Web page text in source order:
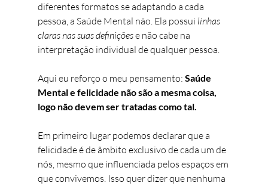
diferentes formatos se adaptando a cada
pessoa, a Saúde Mental não. Ela possui linhas
claras nas suas definições e não cabe na
interpretação individual de qualquer pessoa.
Aqui eu reforço o meu pensamento: Saúde
Mental e felicidade não são a mesma coisa,
logo não devem ser tratadas como tal.
Em primeiro lugar podemos declarar que a
felicidade é de âmbito exclusivo de cada um de
nós, mesmo que influenciada pelos espaços em
que convivemos. Isso quer dizer que nenhuma